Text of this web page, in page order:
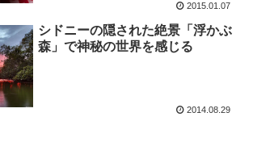
2015.01.07
シドニーの隠された絶景「浮かぶ
森」で神秘の世界を感じる
2014.08.29